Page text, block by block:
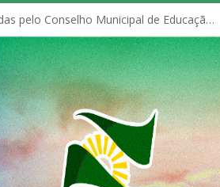
Políticas Municipais aprovadas pelo Conselho Municipal de Educação (CME)